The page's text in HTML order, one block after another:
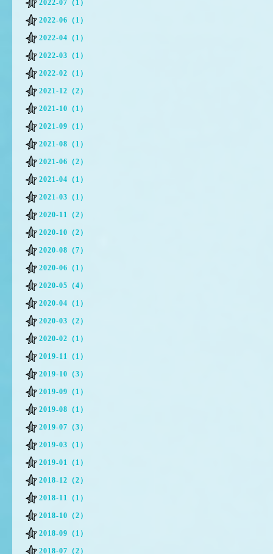
2022-07（1）
2022-06（1）
2022-04（1）
2022-03（1）
2022-02（1）
2021-12（2）
2021-10（1）
2021-09（1）
2021-08（1）
2021-06（2）
2021-04（1）
2021-03（1）
2020-11（2）
2020-10（2）
2020-08（7）
2020-06（1）
2020-05（4）
2020-04（1）
2020-03（2）
2020-02（1）
2019-11（1）
2019-10（3）
2019-09（1）
2019-08（1）
2019-07（3）
2019-03（1）
2019-01（1）
2018-12（2）
2018-11（1）
2018-10（2）
2018-09（1）
2018-07（2）